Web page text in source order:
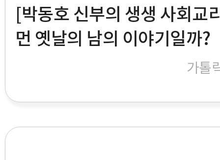
[박동호 신부의 생생 사회교
먼 옛날의 남의 이야기일까?
가톨